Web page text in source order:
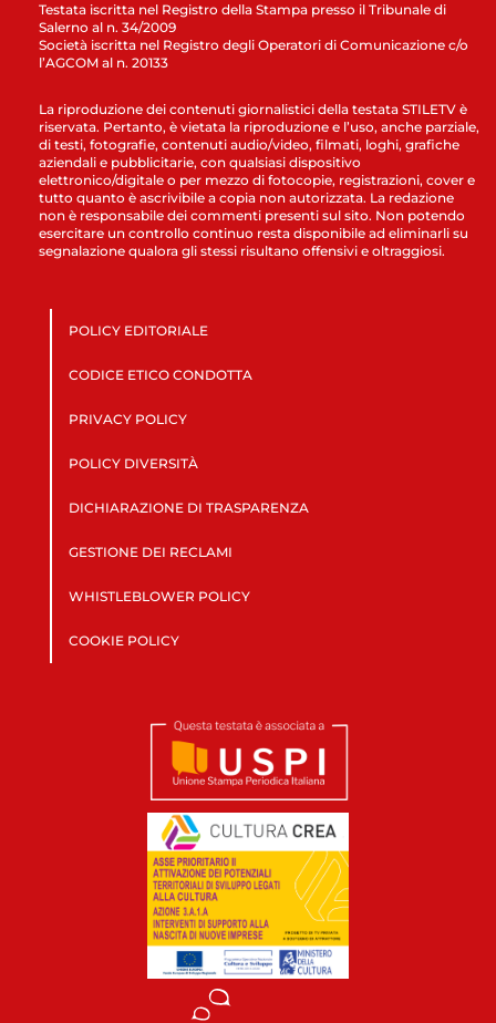
Testata iscritta nel Registro della Stampa presso il Tribunale di
Salerno al n. 34/2009
Società iscritta nel Registro degli Operatori di Comunicazione c/o
l’AGCOM al n. 20133
La riproduzione dei contenuti giornalistici della testata STILETV è
riservata. Pertanto, è vietata la riproduzione e l’uso, anche parziale,
di testi, fotografie, contenuti audio/video, filmati, loghi, grafiche
aziendali e pubblicitarie, con qualsiasi dispositivo
elettronico/digitale o per mezzo di fotocopie, registrazioni, cover e
tutto quanto è ascrivibile a copia non autorizzata. La redazione
non è responsabile dei commenti presenti sul sito. Non potendo
esercitare un controllo continuo resta disponibile ad eliminarli su
segnalazione qualora gli stessi risultano offensivi e oltraggiosi.
POLICY EDITORIALE
CODICE ETICO CONDOTTA
PRIVACY POLICY
POLICY DIVERSITÀ
DICHIARAZIONE DI TRASPARENZA
GESTIONE DEI RECLAMI
WHISTLEBLOWER POLICY
COOKIE POLICY